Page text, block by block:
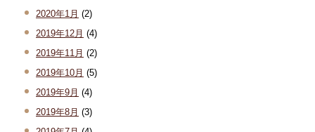
2020年1月 (2)
2019年12月 (4)
2019年11月 (2)
2019年10月 (5)
2019年9月 (4)
2019年8月 (3)